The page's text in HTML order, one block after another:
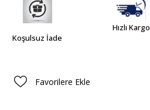
Koşulsuz İade
Hızlı Kargo
Favorilere Ekle